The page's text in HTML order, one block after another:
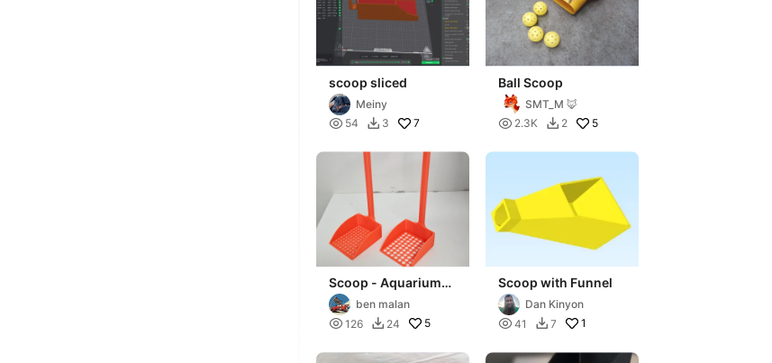
scoop sliced
Meiny
 54  3 7
Ball Scoop
SMT_M 🦊
 2.3K  2 5
Scoop - Aquarium
tank or Cat sand
scoopben malan
 126  24 5
Scoop with Funnel
Dan Kinyon
 41  7 1